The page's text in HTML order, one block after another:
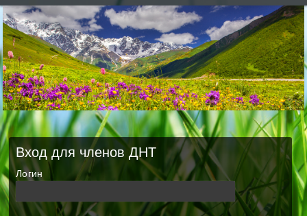
Вход для членов ДНТ
Логин